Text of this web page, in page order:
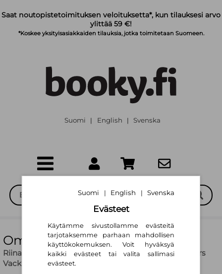
Saat noutopistetoimituksen veloituksetta*, kun tilauksesi arvo
ylittää 59 €!
*Koskee yksityisasiakkaiden tilauksia, jotka toimitetaan Suomeen.
Suomi | English | Svenska
Om. Lemmikkifrendit 5
Riina ja Sami Kaarla,Riina ja Sami Kaarla (kuv.)
Anders
Vacklin
Anders Vacklin (kuv.)
Suomi | English | Svenska
Evästeet
Käytämme sivustollamme evästeitä
tarjotaksemme parhaan mahdollisen
käyttökokemuksen. Voit hyväksyä
kaikki evästeet tai valita sallimasi
evästeet.